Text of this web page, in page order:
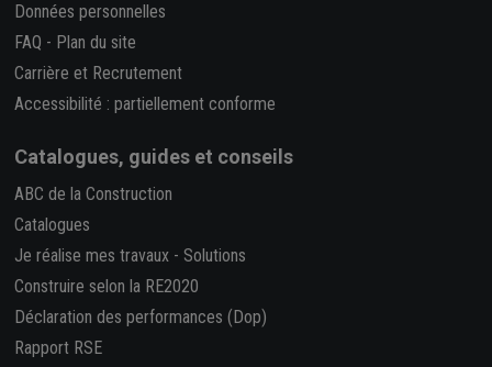
Données personnelles
FAQ - Plan du site
Carrière et Recrutement
Accessibilité : partiellement conforme
Catalogues, guides et conseils
ABC de la Construction
Catalogues
Je réalise mes travaux - Solutions
Construire selon la RE2020
Déclaration des performances (Dop)
Rapport RSE